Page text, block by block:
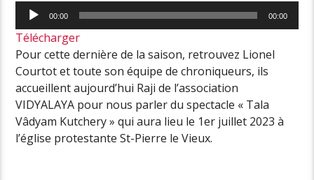
Lecteur
audio
00:00 00:00
Télécharger
Pour cette dernière de la saison, retrouvez Lionel
Courtot et toute son équipe de chroniqueurs, ils
accueillent aujourd’hui Raji de l’association
VIDYALAYA pour nous parler du spectacle « Tala
Vâdyam Kutchery » qui aura lieu le 1er juillet 2023 à
l’église protestante St-Pierre le Vieux.